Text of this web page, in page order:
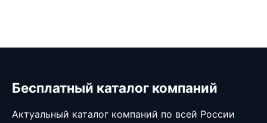
Бесплатный каталог компаний
Актуальный каталог компаний по всей России